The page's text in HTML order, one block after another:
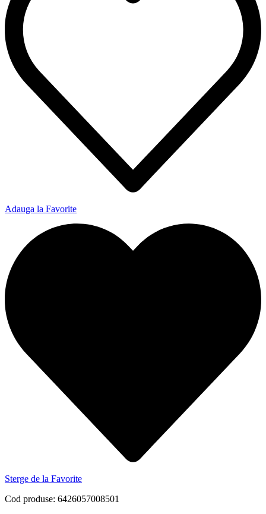
Adauga la Favorite
Sterge de la Favorite
Cod produse: 6426057008501